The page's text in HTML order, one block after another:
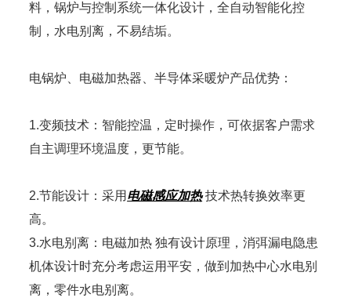
料，锅炉与控制系统一体化设计，全自动智能化控
制，水电别离，不易结垢。
电锅炉、电磁加热器、半导体采暖炉产品优势：
1.变频技术：智能控温，定时操作，可依据客户需求
自主调理环境温度，更节能。
2.节能设计：采用 电磁感应加热技术热转换效率更
高。
3.水电别离：电磁加热 独有设计原理，消弭漏电隐患
机体设计时充分考虑运用平安，做到加热中心水电别
离，零件水电别离。